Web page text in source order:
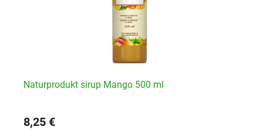
Naturprodukt sirup Mango 500 ml
8,25 €